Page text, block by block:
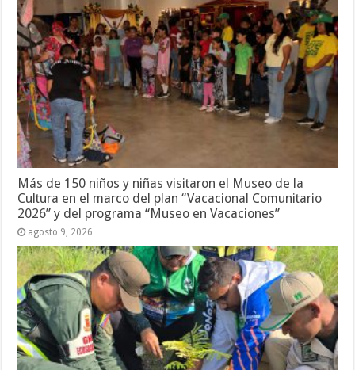
Más de 150 niños y niñas visitaron el Museo de la
Cultura en el marco del plan “Vacacional Comunitario
2026” y del programa “Museo en Vacaciones”
agosto 9, 2026